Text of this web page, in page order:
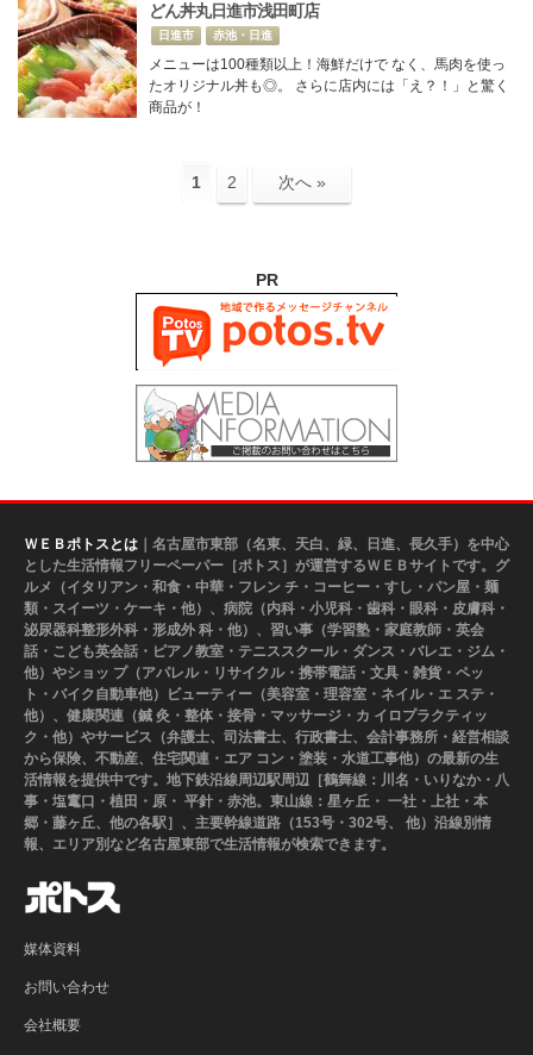
どん丼丸日進市浅田町店
日進市 赤池・日進
メニューは100種類以上！海鮮だけで なく、馬肉を使っ
たオリジナル丼も◎。 さらに店内には「え？！」と驚く
商品が！
1 2 次へ »
PR
ＷＥＢポトスとは ｜名古屋市東部（名東、天白、緑、日進、長久手）を中心
とした生活情報フリーペーパー［ポトス］が運営するＷＥＢサイトです。グ
ルメ（イタリアン・和食・中華・フレン チ・コーヒー・すし・パン屋・麺
類・スイーツ・ケーキ・他）、病院（内科・小児科・歯科・眼科・皮膚科・
泌尿器科整形外科・形成外 科・他）、習い事（学習塾・家庭教師・英会
話・こども英会話・ピアノ教室・テニススクール・ダンス・バレエ・ジム・
他）やショッ プ（アパレル・リサイクル・携帯電話・文具・雑貨・ペッ
ト・バイク自動車他）ビューティー（美容室・理容室・ネイル・エ ステ・
他）、健康関連（鍼 灸・整体・接骨・マッサージ・カ イロプラクティッ
ク・他）やサービス（弁護士、司法書士、行政書士、会計事務所・経営相談
から保険、不動産、住宅関連・エア コン・塗装・水道工事他）の最新の生
活情報を提供中です。地下鉄沿線周辺駅周辺［鶴舞線：川名・いりなか・八
事・塩竃口・植田・原・ 平針・赤池。東山線：星ヶ丘・ 一社・上社・本
郷・藤ヶ丘、他の各駅］、主要幹線道路（153号・302号、 他）沿線別情
報、エリア別など名古屋東部で生活情報が検索できます。
媒体資料
お問い合わせ
会社概要